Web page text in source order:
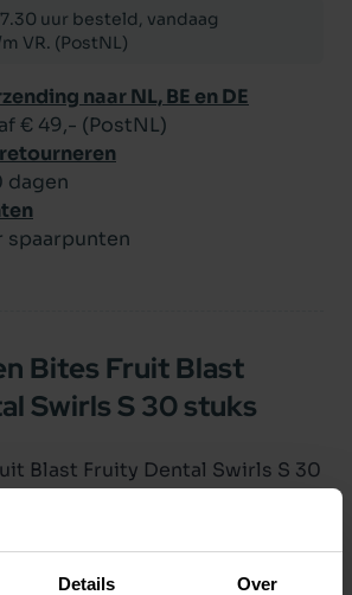
Details Over
uur besteld, vandaag
VR. (PostNL)
naar NL, BE en DE
€ 49,- (PostNL)
dagen
spaarpunten
Bites Fruit Blast
Swirls S 30 stuks
Blast Fruity Dental Swirls S 30